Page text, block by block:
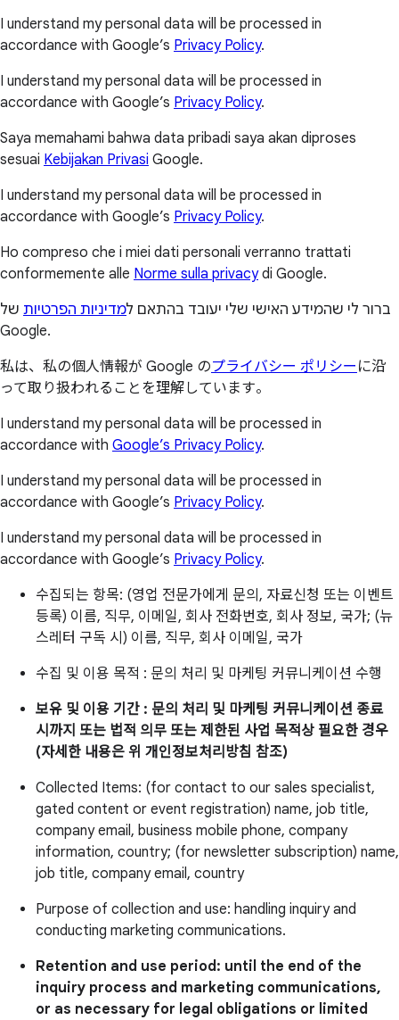
I understand my personal data will be processed in
accordance with Google’s Privacy Policy.
I understand my personal data will be processed in
accordance with Google’s Privacy Policy.
Saya memahami bahwa data pribadi saya akan diproses
sesuai Kebijakan Privasi Google.
I understand my personal data will be processed in
accordance with Google’s Privacy Policy.
Ho compreso che i miei dati personali verranno trattati
conformemente alle Norme sulla privacydi Google.
ברור לי שהמידע האישי שלי יעובד בהתאם למדיניות הפרטיות של
Google.
私は、私の個人情報が Google のプライバシー ポリシー に沿
って取り扱われることを理解しています。
I understand my personal data will be processed in
accordance with Google’s Privacy Policy.
I understand my personal data will be processed in
accordance with Google’s Privacy Policy.
I understand my personal data will be processed in
accordance with Google’s Privacy Policy.
수집되는 항목: (영업 전문가에게 문의, 자료신청 또는 이벤트
등록) 이름, 직무, 이메일, 회사 전화번호, 회사 정보, 국가; (뉴
스레터 구독 시) 이름, 직무, 회사 이메일, 국가
수집 및 이용 목적 : 문의 처리 및 마케팅 커뮤니케이션 수행
보유 및 이용 기간 : 문의 처리 및 마케팅 커뮤니케이션 종료
시까지 또는 법적 의무 또는 제한된 사업 목적상 필요한 경우
(자세한 내용은 위 개인정보처리방침 참조)
Collected Items: (for contact to our sales specialist,
gated content or event registration) name, job title,
company email, business mobile phone, company
information, country; (for newsletter subscription) name,
job title, company email, country
Purpose of collection and use: handling inquiry and
conducting marketing communications.
Retention and use period: until the end of the
inquiry process and marketing communications,
or as necessary for legal obligations or limited